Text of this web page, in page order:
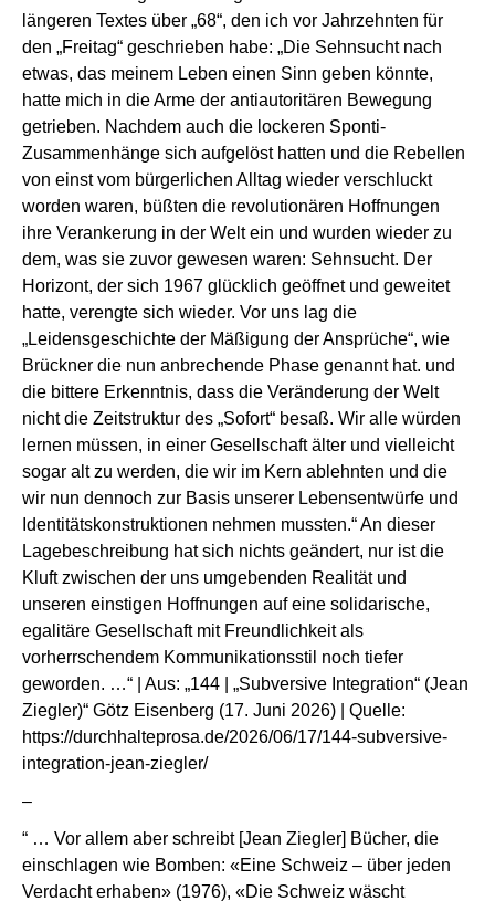
längeren Textes über „68“, den ich vor Jahrzehnten für
den „Freitag“ geschrieben habe: „Die Sehnsucht nach
etwas, das meinem Leben einen Sinn geben könnte,
hatte mich in die Arme der antiautoritären Bewegung
getrieben. Nachdem auch die lockeren Sponti-
Zusammenhänge sich aufgelöst hatten und die Rebellen
von einst vom bürgerlichen Alltag wieder verschluckt
worden waren, büßten die revolutionären Hoffnungen
ihre Verankerung in der Welt ein und wurden wieder zu
dem, was sie zuvor gewesen waren: Sehnsucht. Der
Horizont, der sich 1967 glücklich geöffnet und geweitet
hatte, verengte sich wieder. Vor uns lag die
„Leidensgeschichte der Mäßigung der Ansprüche“, wie
Brückner die nun anbrechende Phase genannt hat. und
die bittere Erkenntnis, dass die Veränderung der Welt
nicht die Zeitstruktur des „Sofort“ besaß. Wir alle würden
lernen müssen, in einer Gesellschaft älter und vielleicht
sogar alt zu werden, die wir im Kern ablehnten und die
wir nun dennoch zur Basis unserer Lebensentwürfe und
Identitätskonstruktionen nehmen mussten.“ An dieser
Lagebeschreibung hat sich nichts geändert, nur ist die
Kluft zwischen der uns umgebenden Realität und
unseren einstigen Hoffnungen auf eine solidarische,
egalitäre Gesellschaft mit Freundlichkeit als
vorherrschendem Kommunikationsstil noch tiefer
geworden. …“ | Aus: „144 | „Subversive Integration“ (Jean
Ziegler)“ Götz Eisenberg (17. Juni 2026) | Quelle:
https://durchhalteprosa.de/2026/06/17/144-subversive-
integration-jean-ziegler/
–
“ … Vor allem aber schreibt [Jean Ziegler] Bücher, die
einschlagen wie Bomben: «Eine Schweiz – über jeden
Verdacht erhaben» (1976), «Die Schweiz wäscht